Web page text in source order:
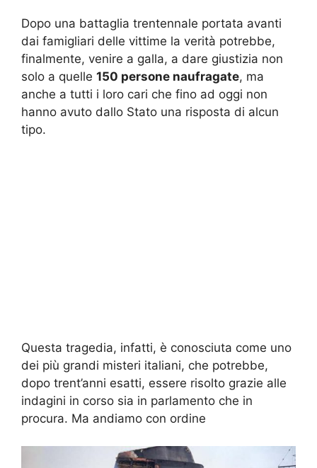
Dopo una battaglia trentennale portata avanti
dai famigliari delle vittime la verità potrebbe,
finalmente, venire a galla, a dare giustizia non
solo a quelle 150 persone naufragate, ma
anche a tutti i loro cari che fino ad oggi non
hanno avuto dallo Stato una risposta di alcun
tipo.
Questa tragedia, infatti, è conosciuta come uno
dei più grandi misteri italiani, che potrebbe,
dopo trent’anni esatti, essere risolto grazie alle
indagini in corso sia in parlamento che in
procura. Ma andiamo con ordine